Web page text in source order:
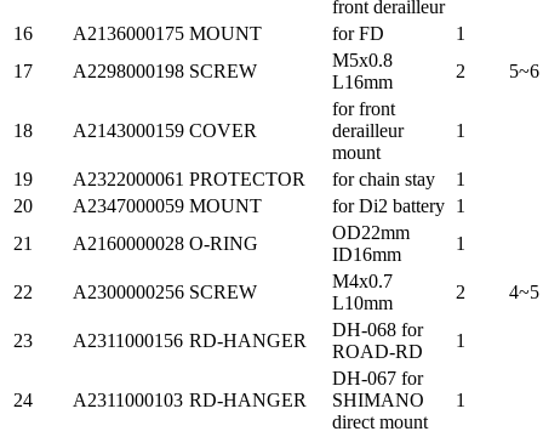
front derailleur
16 A2136000175 MOUNT for FD
1
17
A2298000198 SCREW
M5x0.8
L16mm
2 5~6
18 A2143000159 COVER
for front
derailleur
mount
1
19 A2322000061 PROTECTOR for chain stay
1
20
A2347000059 MOUNT for Di2 battery 1
21
A2160000028 O-RING
OD22mm
ID16mm
1
22 A2300000256 SCREW
M4x0.7
L10mm
2 4~5
23 A2311000156 RD-HANGER
DH-068 for
ROAD-RD
1
24 A2311000103 RD-HANGER
DH-067 for
SHIMANO
direct mount
1